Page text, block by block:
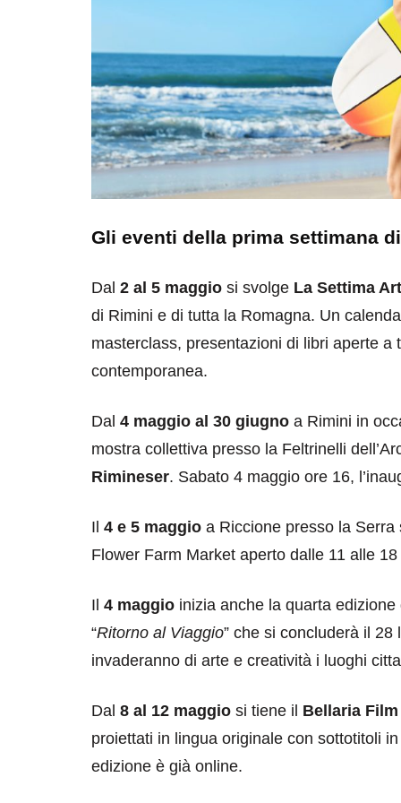
Gli eventi della prima settimana
Dal 2 al 5 maggio si svolge La Settima
di Rimini e di tutta la Romagna. Un
masterclass, presentazioni di libri aperte
contemporanea.
Dal 4 maggio al 30 giugno a Rimini in
mostra collettiva presso la Feltrinelli
Rimineser. Sabato 4 maggio ore 16,
Il 4 e 5 maggio a Riccione presso la Serra
Flower Farm Market aperto dalle 11 alle
Il 4 maggio inizia anche la quarta edizione
“Ritorno al Viaggio” che si concluderà il
invaderanno di arte e creatività i luoghi
Dal 8 al 12 maggio si tiene il Bellaria Film
proiettati in lingua originale con sottotitoli
edizione è già online.